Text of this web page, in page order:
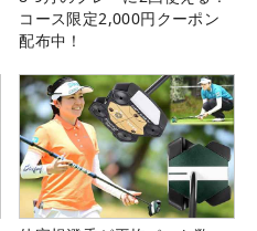
コース限定2,000円クーポン
配布中！